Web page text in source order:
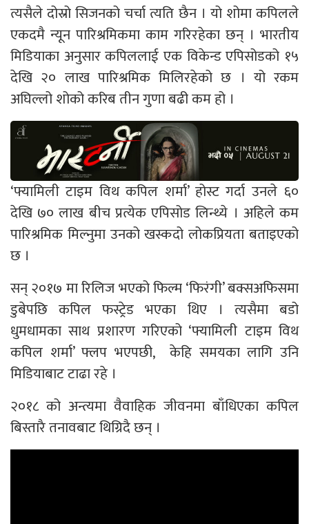
त्यसैले दोस्रो सिजनको चर्चा त्यति छैन । यो शोमा कपिलले
एकदमै न्यून पारिश्रमिकमा काम गरिरहेका छन् । भारतीय
मिडियाका अनुसार कपिललाई एक विकेन्ड एपिसोडको १५
देखि २० लाख पारिश्रमिक मिलिरहेको छ । यो रकम
अघिल्लो शोको करिब तीन गुणा बढी कम हो ।
‘फ्यामिली टाइम विथ कपिल शर्मा’ होस्ट गर्दा उनले ६०
देखि ७० लाख बीच प्रत्येक एपिसोड लिन्थ्ये । अहिले कम
पारिश्रमिक मिल्नुमा उनको खस्कदो लोकप्रियता बताइएको
छ ।
सन् २०१७ मा रिलिज भएको फिल्म ‘फिरंगी’ बक्सअफिसमा
डुबेपछि कपिल फस्ट्रेड भएका थिए । त्यसैमा बडो
धुमधामका साथ प्रशारण गरिएको ‘फ्यामिली टाइम विथ
कपिल शर्मा’ फ्लप भएपछी, केहि समयका लागि उनि
मिडियाबाट टाढा रहे ।
२०१८ को अन्त्यमा वैवाहिक जीवनमा बाँधिएका कपिल
बिस्तारै तनावबाट थिग्रिदै छन् ।